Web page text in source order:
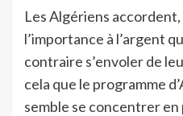
Les Algériens
l’importance à l’argent
contraire s’envoler de
cela que le programme
semble se concentrer